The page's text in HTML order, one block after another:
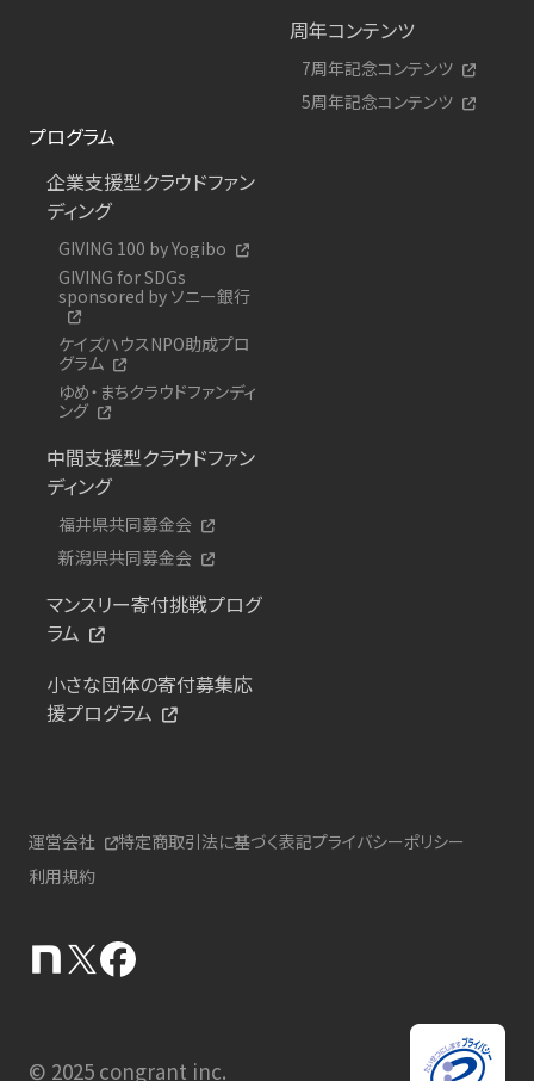
周年コンテンツ
7周年記念コンテンツ
5周年記念コンテンツ
プログラム
企業支援型クラウドファン
ディング
GIVING 100 by Yogibo
GIVING for SDGs
sponsored by ソニー銀行
ケイズハウスNPO助成プロ
グラム
ゆめ・まちクラウドファンディ
ング
中間支援型クラウドファン
ディング
福井県共同募金会
新潟県共同募金会
マンスリー寄付挑戦プログ
ラム
小さな団体の寄付募集応
援プログラム
運営会社 特定商取引法に基づく表記プライバシーポリシー
利用規約
© 2025 congrant inc.